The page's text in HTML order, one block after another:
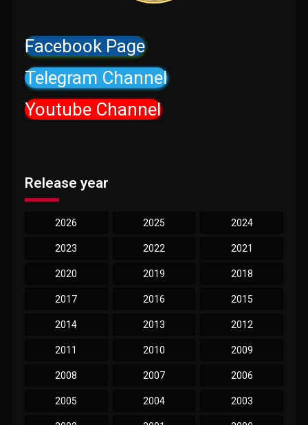
Facebook Page
Telegram Channel
Youtube Channel
Release year
2026 2025 2024
2023 2022 2021
2020 2019 2018
2017 2016 2015
2014 2013 2012
2011 2010 2009
2008 2007 2006
2005 2004 2003